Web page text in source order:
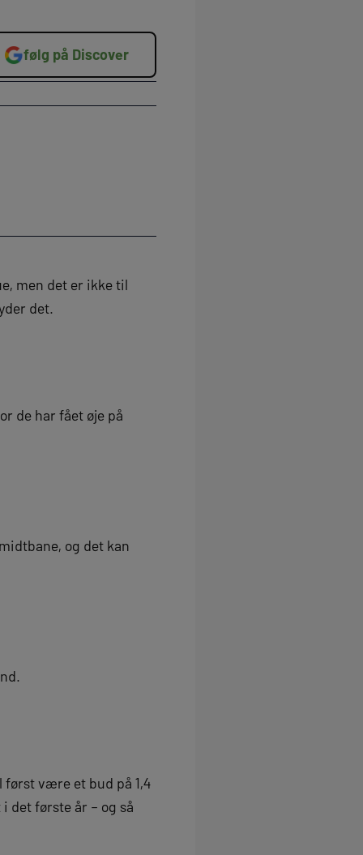
følg på Discover
men det er ikke til
det.
de har fået øje på
og det kan
være et bud på 1,4
det første år – og så